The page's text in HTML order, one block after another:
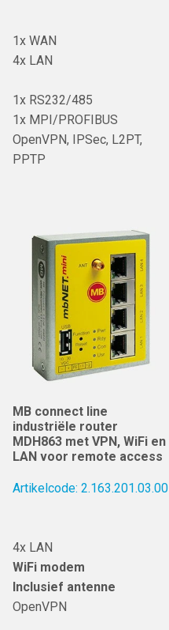
1x WAN
4x LAN
1x RS232/485
1x MPI/PROFIBUS
OpenVPN, IPSec, L2PT,
PPTP
MB connect line
industriële router
MDH863 met VPN, WiFi en
LAN voor remote access
Artikelcode: 2.163.201.03.00
4x LAN
WiFi modem
Inclusief antenne
OpenVPN